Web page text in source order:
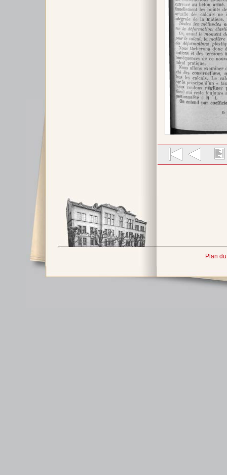
Plan